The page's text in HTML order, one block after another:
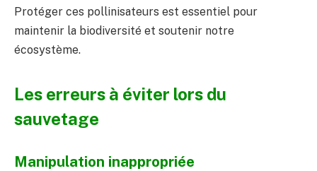
Protéger ces pollinisateurs est essentiel pour
maintenir la biodiversité et soutenir notre
écosystème.
Les erreurs à éviter lors du
sauvetage
Manipulation inappropriée